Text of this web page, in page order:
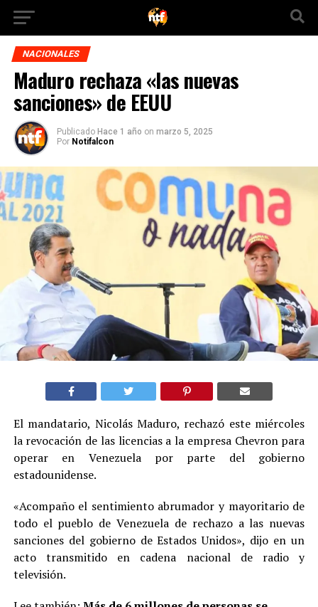
NACIONALES
Maduro rechaza «las nuevas
sanciones» de EEUU
Publicado Hace 1 año on marzo 5, 2025
Por Notifalcon
El mandatario, Nicolás Maduro, rechazó este miércoles
la revocación de las licencias a la empresa Chevron para
operar en Venezuela por parte del gobierno
estadounidense.
«Acompaño el sentimiento abrumador y mayoritario de
todo el pueblo de Venezuela de rechazo a las nuevas
sanciones del gobierno de Estados Unidos», dijo en un
acto transmitido en cadena nacional de radio y
televisión.